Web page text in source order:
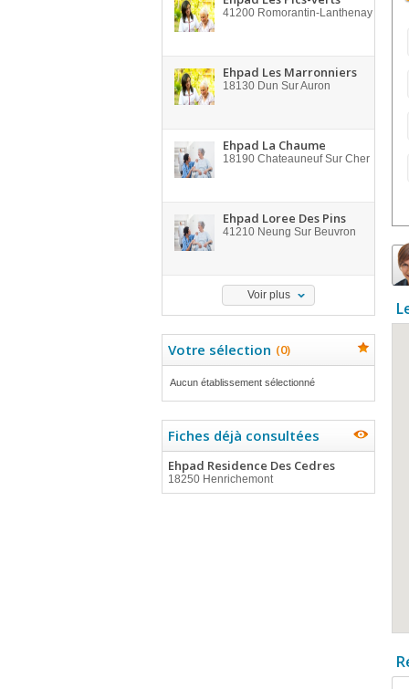
41200 Romorantin-Lanthenay
Ehpad Les Marronniers
18130 Dun Sur Auron
Ehpad La Chaume
18190 Chateauneuf Sur Cher
Ehpad Loree Des Pins
41210 Neung Sur Beuvron
Voir plus
Votre sélection (0)
Aucun établissement sélectionné
Fiches déjà consultées
Ehpad Residence Des Cedres
18250 Henrichemont